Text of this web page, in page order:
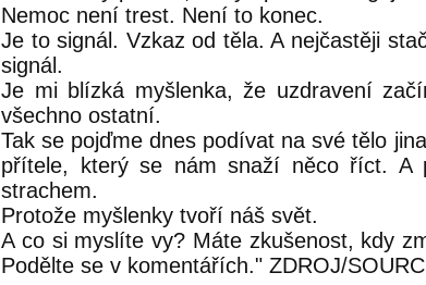
Nemoc není trest. Není to konec.
Je to signál. Vzkaz od těla. A nejčastěji
signál.
Je mi blízká myšlenka, že uzdravení
všechno ostatní.
Tak se pojďme dnes podívat na své tělo
přítele, který se nám snaží něco říct. A
strachem.
Protože myšlenky tvoří náš svět.
A co si myslíte vy? Máte zkušenost, kdy
Podělte se v komentářích." ZDROJ/